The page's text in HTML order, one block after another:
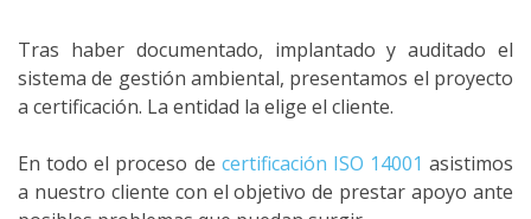
Tras haber documentado, implantado y auditado el
sistema de gestión ambiental, presentamos el proyecto
a certificación. La entidad la elige el cliente.
En todo el proceso de certificación ISO 14001 asistimos
a nuestro cliente con el objetivo de prestar apoyo ante